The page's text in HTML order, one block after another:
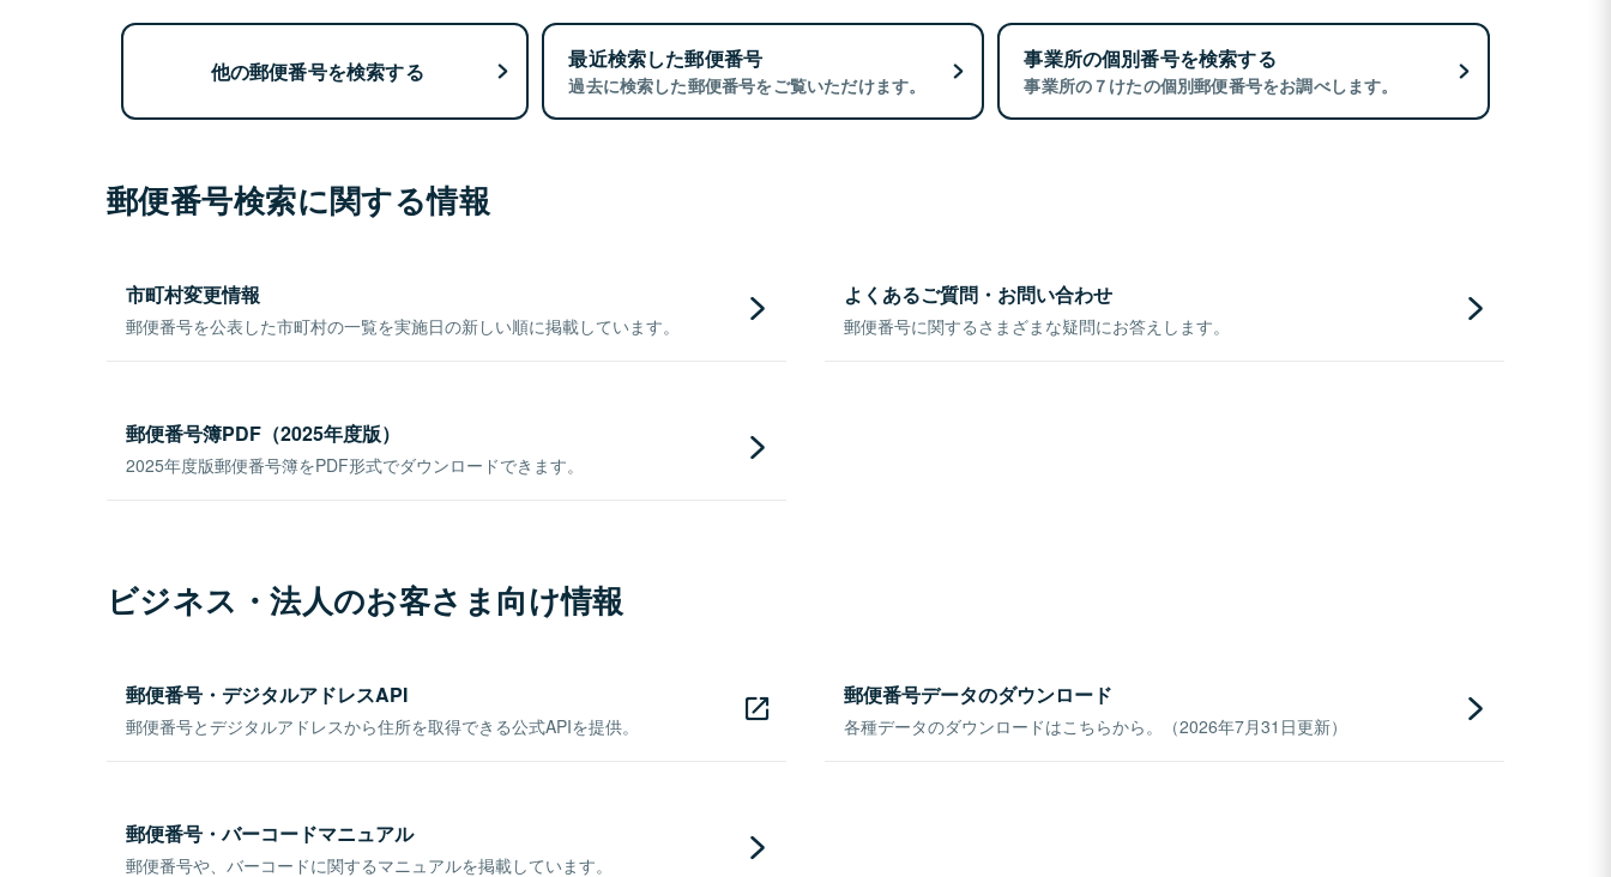
他の郵便番号を検索する 最近検索した郵便番号
過去に検索した郵便番号をご覧いただけます。
事業所の個別番号を検索する
事業所の７けたの個別郵便番号をお調べします。
郵便番号検索に関する情報
市町村変更情報
郵便番号を公表した市町村の一覧を実施日の新しい順に掲載しています。
よくあるご質問・お問い合わせ
郵便番号に関するさまざまな疑問にお答えします。
郵便番号簿PDF（2025年度版）
2025年度版郵便番号簿をPDF形式でダウンロードできます。
ビジネス・法人のお客さま向け情報
郵便番号・デジタルアドレスAPI
郵便番号とデジタルアドレスから住所を取得できる公式APIを提供。
郵便番号データのダウンロード
各種データのダウンロードはこちらから。（2026年7月31日更新）
郵便番号・バーコードマニュアル
郵便番号や、バーコードに関するマニュアルを掲載しています。